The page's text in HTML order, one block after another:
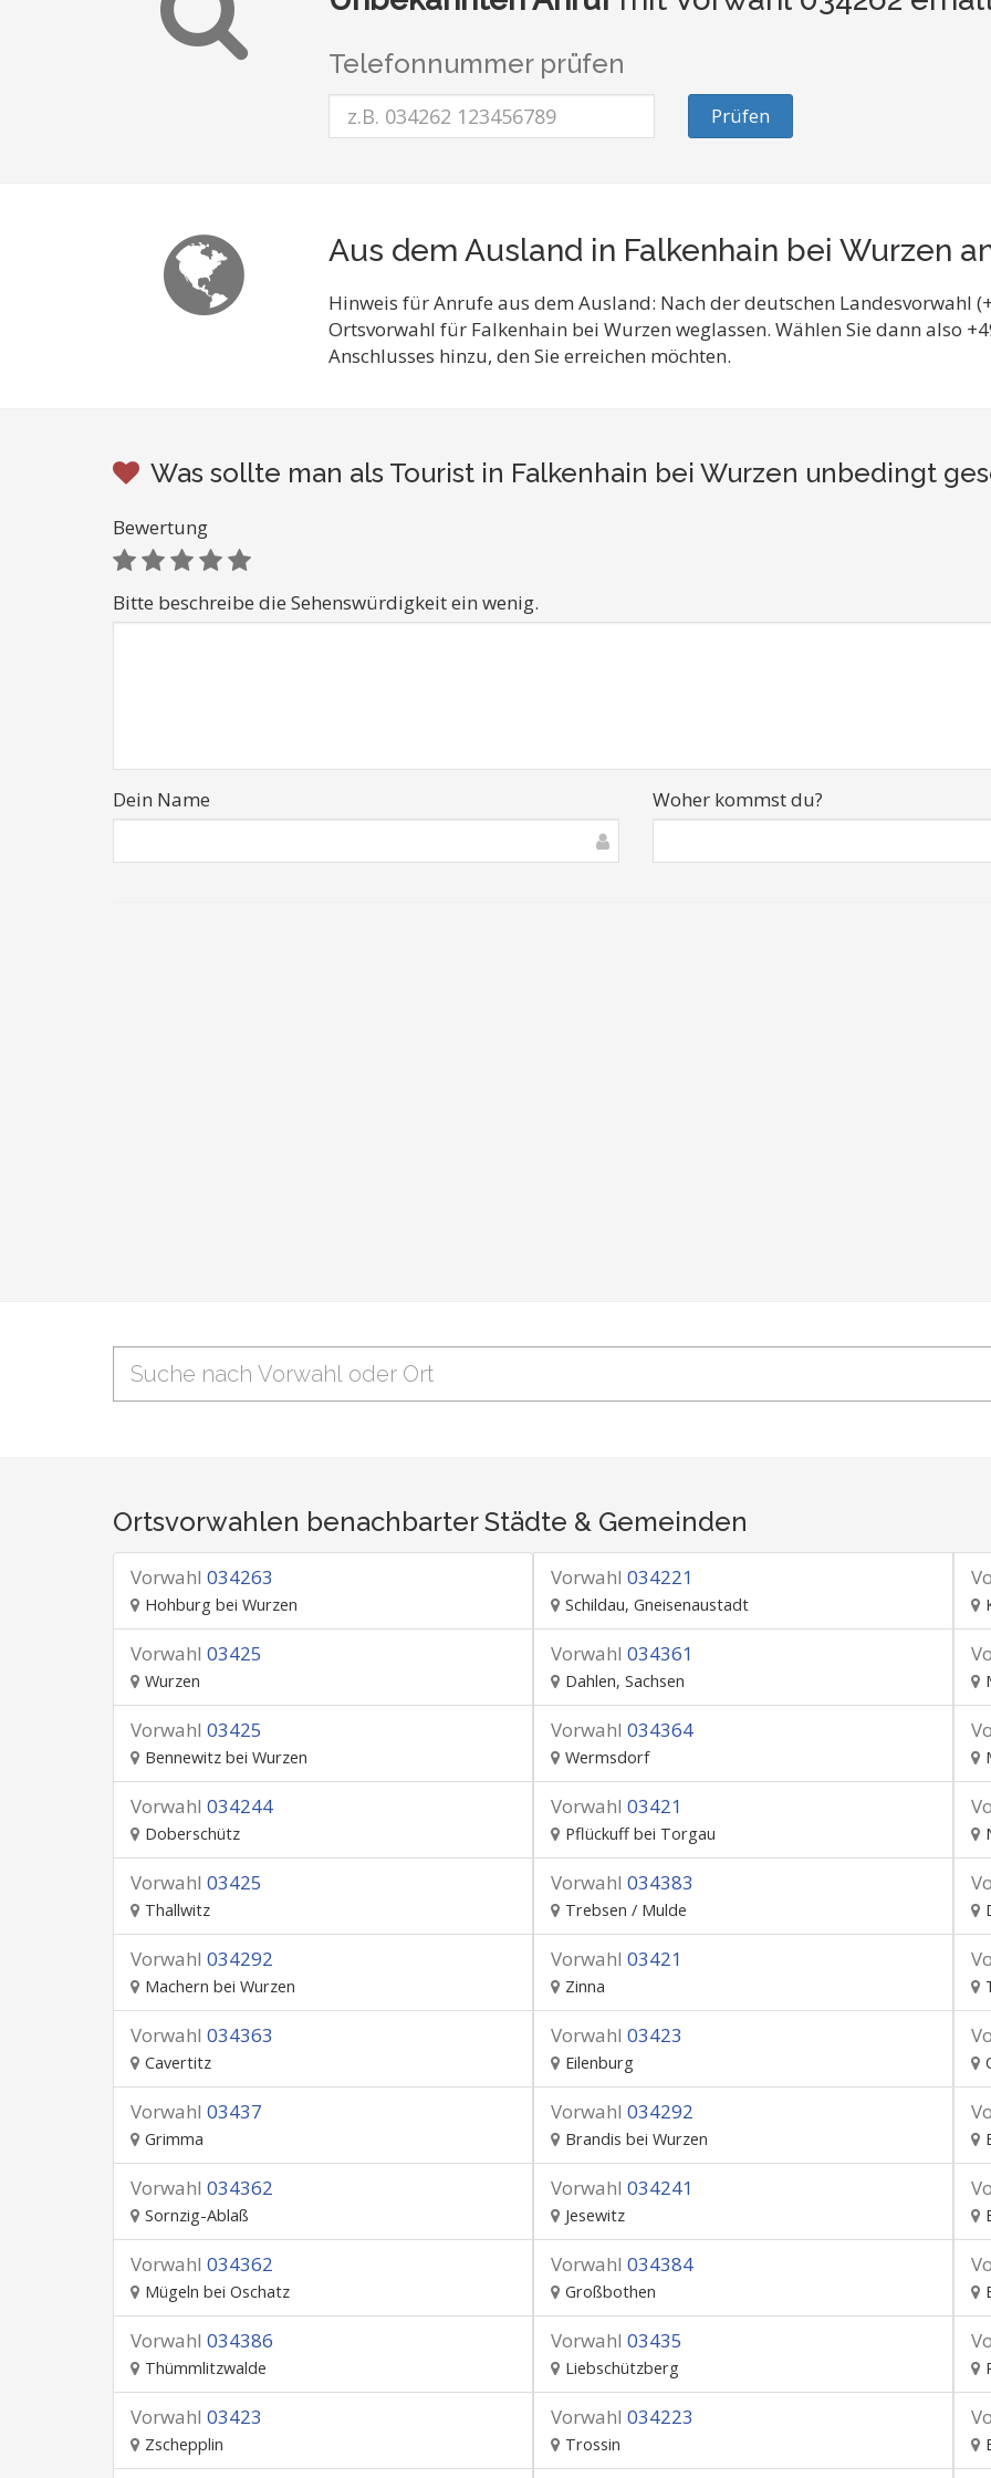
Telefonnummer prüfen
Prüfen
Aus dem Ausland in Falkenhain bei Wurzen
Hinweis für Anrufe aus dem Ausland: Nach der deutschen Landesvorwahl
Ortsvorwahl für Falkenhain bei Wurzen weglassen. Wählen Sie dann also
Anschlusses hinzu, den Sie erreichen möchten.
Was sollte man als Tourist in Falkenhain bei Wurzen unbedingt
Bewertung
Bitte beschreibe die Sehenswürdigkeit ein wenig.
Dein Name Woher kommst du?
Ortsvorwahlen benachbarter Städte & Gemeinden
Vorwahl 034263
Hohburg bei Wurzen
Vorwahl 034221
Schildau, Gneisenaustadt
Vorwahl 03425
Wurzen
Vorwahl 034361
Dahlen, Sachsen
Vorwahl 03425
Bennewitz bei Wurzen
Vorwahl 034364
Wermsdorf
Vorwahl 034244
Doberschütz
Vorwahl 03421
Pflückuff bei Torgau
Vorwahl 03425
Thallwitz
Vorwahl 034383
Trebsen / Mulde
Vorwahl 034292
Machern bei Wurzen
Vorwahl 03421
Zinna
Vorwahl 034363
Cavertitz
Vorwahl 03423
Eilenburg
Vorwahl 03437
Grimma
Vorwahl 034292
Brandis bei Wurzen
Vorwahl 034362
Sornzig-Ablaß
Vorwahl 034241
Jesewitz
Vorwahl 034362
Mügeln bei Oschatz
Vorwahl 034384
Großbothen
Vorwahl 034386
Thümmlitzwalde
Vorwahl 03435
Liebschützberg
Vorwahl 03423
Zschepplin
Vorwahl 034223
Trossin